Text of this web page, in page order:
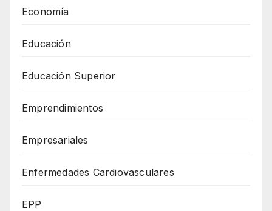
Economía
Educación
Educación Superior
Emprendimientos
Empresariales
Enfermedades Cardiovasculares
EPP